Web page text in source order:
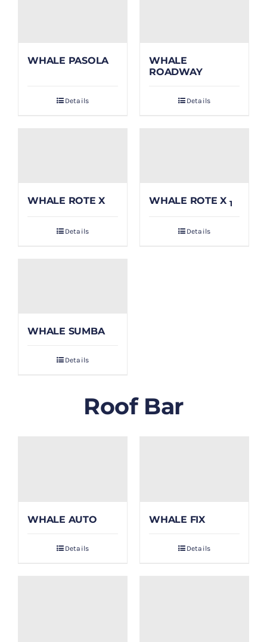
WHALE PASOLA
Details
WHALE
ROADWAY
Details
WHALE ROTE X
Details
WHALE ROTE X 1
Details
WHALE SUMBA
Details
Roof Bar
WHALE AUTO
Details
WHALE FIX
Details